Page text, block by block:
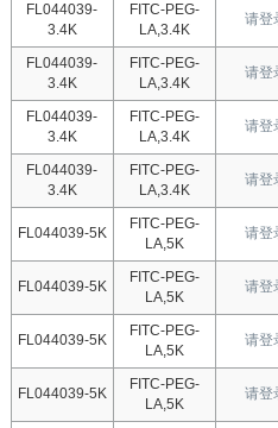
FL044039-
3.4K
FITC-PEG-
LA,3.4K
请登
FL044039-
3.4K
FITC-PEG-
LA,3.4K
请登
FL044039-
3.4K
FITC-PEG-
LA,3.4K
请登
FL044039-
3.4K
FITC-PEG-
LA,3.4K
请登
FL044039-5K
FITC-PEG-
LA,5K
请登
FL044039-5K
FITC-PEG-
LA,5K
请登
FL044039-5K
FITC-PEG-
LA,5K
请登
FL044039-5K
FITC-PEG-
LA,5K
请登